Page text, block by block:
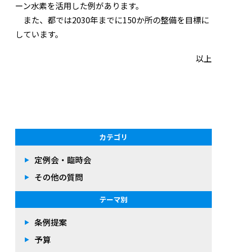
ーン水素を活用した例があります。
また、都では2030年までに150か所の整備を目標に
しています。
以上
カテゴリ
定例会・臨時会
その他の質問
テーマ別
条例提案
予算